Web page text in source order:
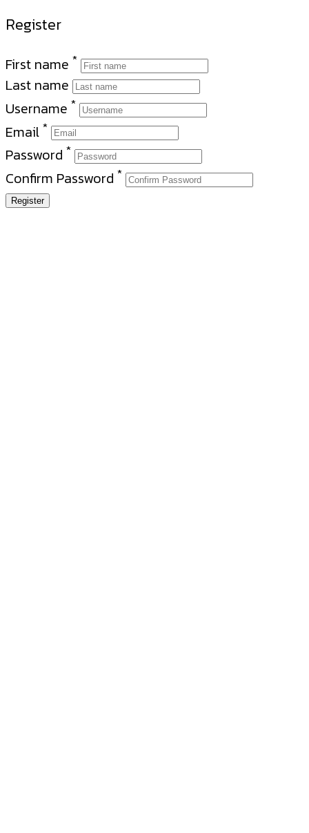
Register
First name *
Last name
Username *
Email *
Password *
Confirm Password *
Register